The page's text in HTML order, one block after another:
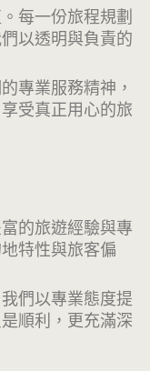
每一份旅程規劃
以透明與負責的
專業服務精神，
受真正用心的旅
的旅遊經驗與專
特性與旅客偏
們以專業態度提
順利，更充滿深